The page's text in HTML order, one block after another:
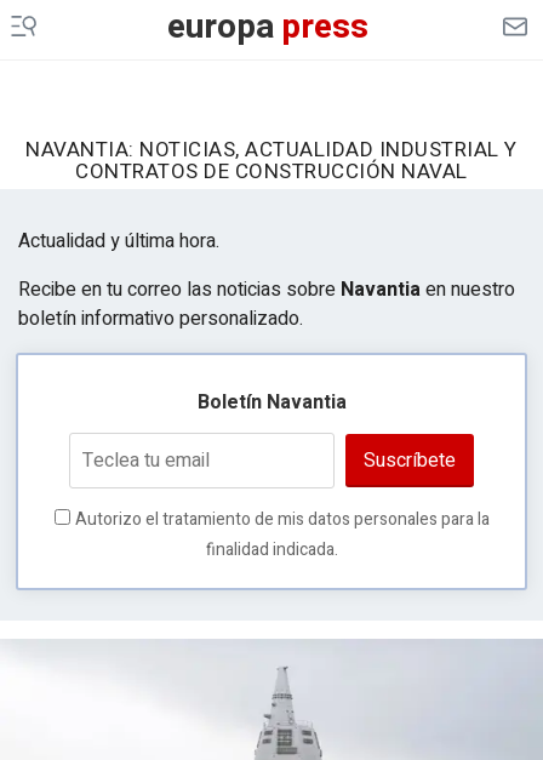
europapress
NAVANTIA: NOTICIAS, ACTUALIDAD INDUSTRIAL Y
CONTRATOS DE CONSTRUCCIÓN NAVAL
Actualidad y última hora.
Recibe en tu correo las noticias sobre Navantiaen nuestro
boletín informativo personalizado.
Boletín Navantia
Suscríbete
Autorizo el tratamiento de mis datos personales para la
finalidad indicada.